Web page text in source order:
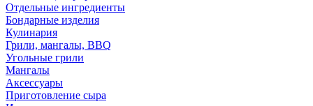
Отдельные ингредиенты
Бондарные изделия
Кулинария
Грили, мангалы, BBQ
Угольные грили
Мангалы
Аксессуары
Приготовление сыра